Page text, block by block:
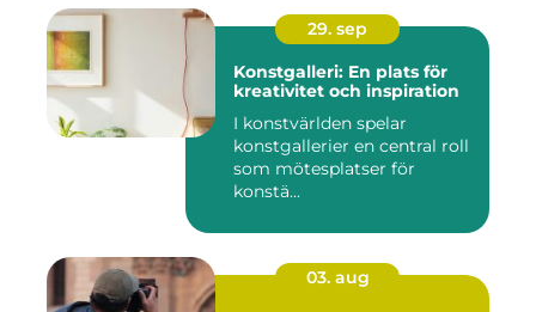
29. sep
Konstgalleri: En plats för
kreativitet och inspiration
I konstvärlden spelar
konstgallerier en central roll
som mötesplatser för
konstä...
03. aug